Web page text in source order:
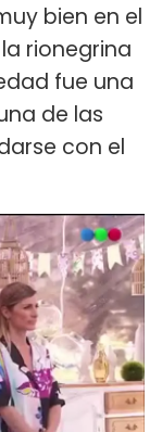
bien en el
rionegrina
fue una
de las
con el